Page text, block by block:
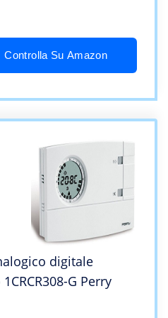
Controlla Su Amazon
digitale
G Perry